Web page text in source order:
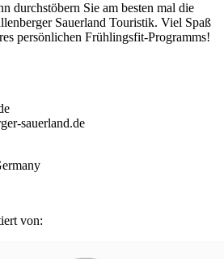
durchstöbern Sie am besten mal die
Sauerland Touristik. Viel Spaß
persönlichen Frühlingsfit-Programms!
sauerland.de
von: